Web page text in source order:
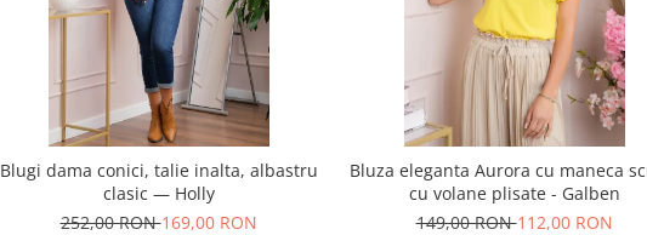
Blugi dama conici, talie inalta, albastru
clasic — Holly
252,00 RON169,00 RON
Bluza eleganta Aurora cu maneca
cu volane plisate - Galben
149,00 RON112,00 RON